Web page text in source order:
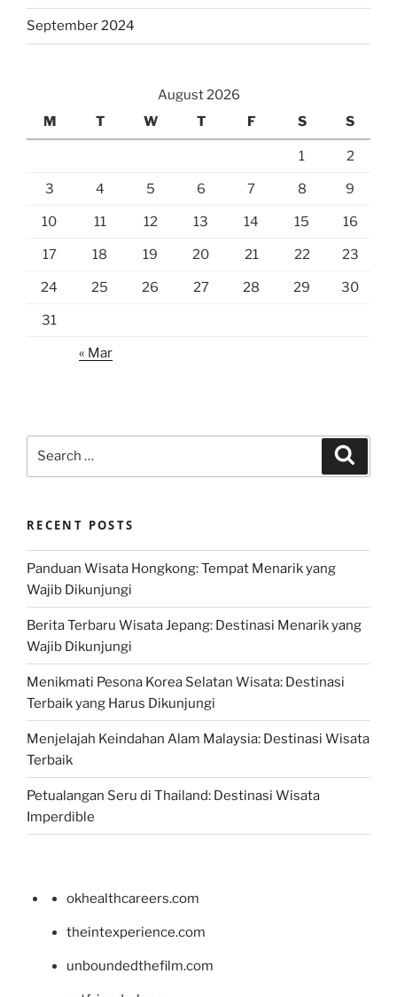
September 2024
August 2026
M
T W T F S S
1 2
3 4 5 6 7 8 9
10 11 12 13 14 15 16
17 18 19 20 21 22 23
24 25 26 27 28 29 30
31
« Mar
RECENT POSTS
Panduan Wisata Hongkong: Tempat Menarik yang
Wajib Dikunjungi
Berita Terbaru Wisata Jepang: Destinasi Menarik yang
Wajib Dikunjungi
Menikmati Pesona Korea Selatan Wisata: Destinasi
Terbaik yang Harus Dikunjungi
Menjelajah Keindahan Alam Malaysia: Destinasi Wisata
Terbaik
Petualangan Seru di Thailand: Destinasi Wisata
Imperdible
okhealthcareers.com
theintexperience.com
unboundedthefilm.com